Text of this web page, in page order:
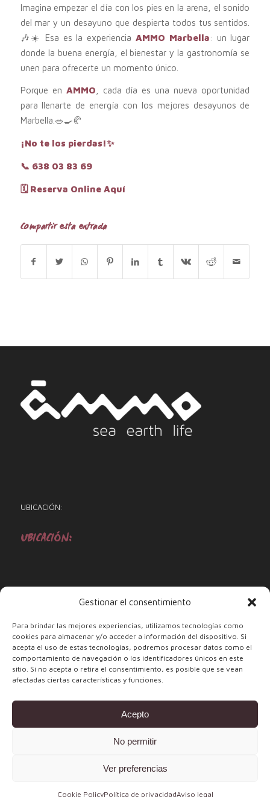
Gestionar el consentimiento
Para brindar las mejores experiencias, utilizamos tecnologías como
cookies para almacenar y/o acceder a información del dispositivo. Si
acepta el uso de estas tecnologías, podremos procesar datos como el
comportamiento de navegación o los identificadores únicos en este
sitio. Si no acepta o retira el consentimiento, es posible que se vean
afectadas ciertas características y funciones.
Acepto
No permitir
Ver preferencias
Cookie PolicyPolítica de privacidadAviso legal
Imagina empezar el día con los pies en la arena, el sonido
del mar y un desayuno que despierta todos tus sentidos.
🎶☀️ Esa es la experienciaAMMO Marbella: un lugar
donde la buena energía, el bienestar y la gastronomía se
unen para ofrecerte un momento único.
Porque en AMMO, cada día es una nueva oportunidad
para llenarte de energía con los mejores desayunos de
Marbella.🥗🍳🥐
¡No te los pierdas!✨
📞 638 03 83 69
🗓️ Reserva Online Aquí
Compartir esta entrada
UBICACIÓN:
UBICACIÓN:
Política de privacidad Legal notice